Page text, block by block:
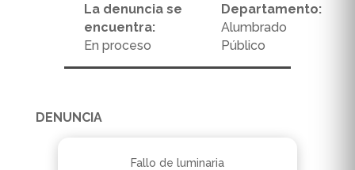
La denuncia se
encuentra:
En proceso
Departamento:
Alumbrado
Público
DENUNCIA
Fallo de luminaria